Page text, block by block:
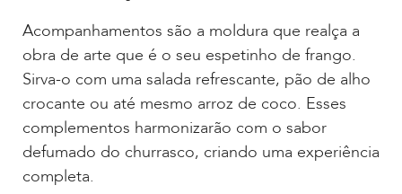
Acompanhamentos são a moldura que realça a
obra de arte que é o seu espetinho de frango.
Sirva-o com uma salada refrescante, pão de alho
crocante ou até mesmo arroz de coco. Esses
complementos harmonizarão com o sabor
defumado do churrasco, criando uma experiência
completa.